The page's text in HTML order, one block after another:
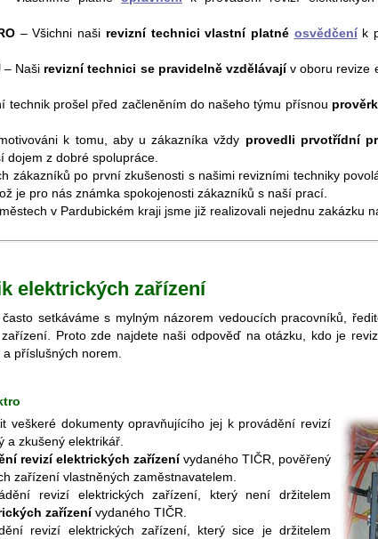
– Všichni naši revizní technici vlastní platné osvědčeník
– Naši revizní technici se pravidelně vzdělávajív oboru revize
technik prošel před začleněním do našeho týmu přísnou
k tomu, aby u zákazníka vždy provedli prvotřídní
dojem z dobré spolupráce.
zákazníků po první zkušenosti s našimi revizními techniky
je pro nás známka spokojenosti zákazníků s naší prací.
v Pardubickém kraji jsme již realizovali nejednu zakázku
elektrických zařízení
setkáváme s mylným názorem vedoucích pracovníků,
Proto zde najdete naši odpověď na otázku, kdo je
příslušných norem.
veškeré dokumenty opravňujícího jej k provádění revizí
a zkušený elektrikář.
revizí elektrických zařízenívydaného TIČR, pověřený
zařízení vlastněných zaměstnavatelem.
revizí elektrických zařízení, který není držitelem
zařízenívydaného TIČR.
revizí elektrických zařízení, který sice je držitelem